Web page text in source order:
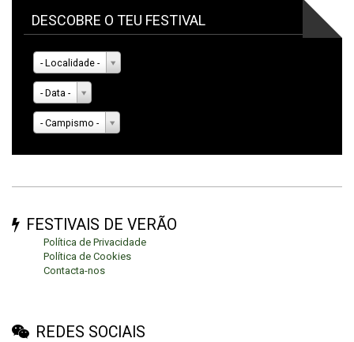
DESCOBRE O TEU FESTIVAL
- Localidade -
- Data -
- Campismo -
FESTIVAIS DE VERÃO
Política de Privacidade
Política de Cookies
Contacta-nos
REDES SOCIAIS